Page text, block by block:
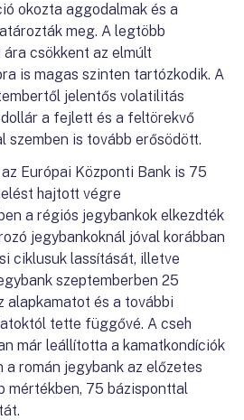
okozta aggodalmak és a
meg. A legtöbb
csökkent az elmúlt
is magas szinten tartózkodik. A
jelentős volatilitás
a fejlett és a feltörekvő
szemben is tovább erősödött.
Európai Központi Bank is 75
hajtott végre
a régiós jegybankok elkezdték
jegybankoknál jóval korábban
ciklusuk lassítását, illetve
szeptemberben 25
alapkamatot és a további
tette függővé. A cseh
már leállította a kamatkondíciók
a román jegybank az előzetes
mértékben, 75 bázisponttal